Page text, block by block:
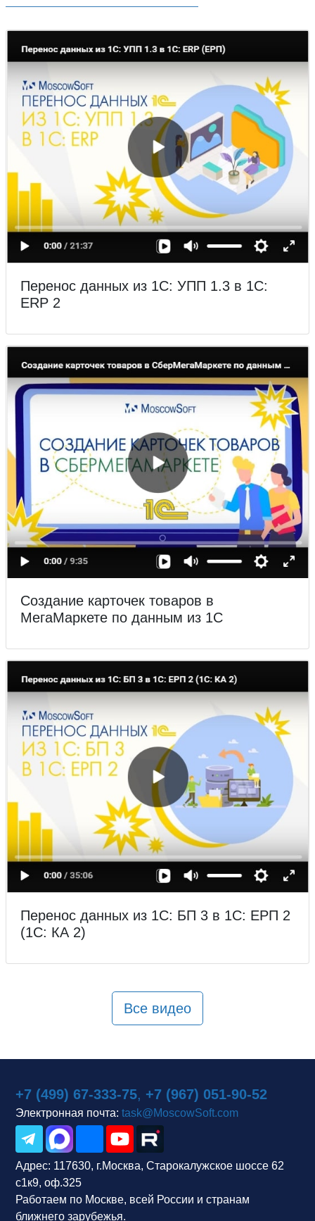
Перенос данных из 1С: УПП 1.3 в 1С:
ERP 2
Создание карточек товаров в
МегаМаркете по данным из 1С
Перенос данных из 1С: БП 3 в 1С: ЕРП 2
(1С: КА 2)
Все видео
+7 (499) 67-333-75, +7 (967) 051-90-52
Электронная почта: task@MoscowSoft.com
Адрес: 117630, г.Москва, Старокалужское шоссе 62
с1к9, оф.325
Работаем по Москве, всей России и странам
ближнего зарубежья.